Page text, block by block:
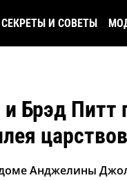
СЕКРЕТЫ И СОВЕТЫ
Брэд Питт
Анджелины